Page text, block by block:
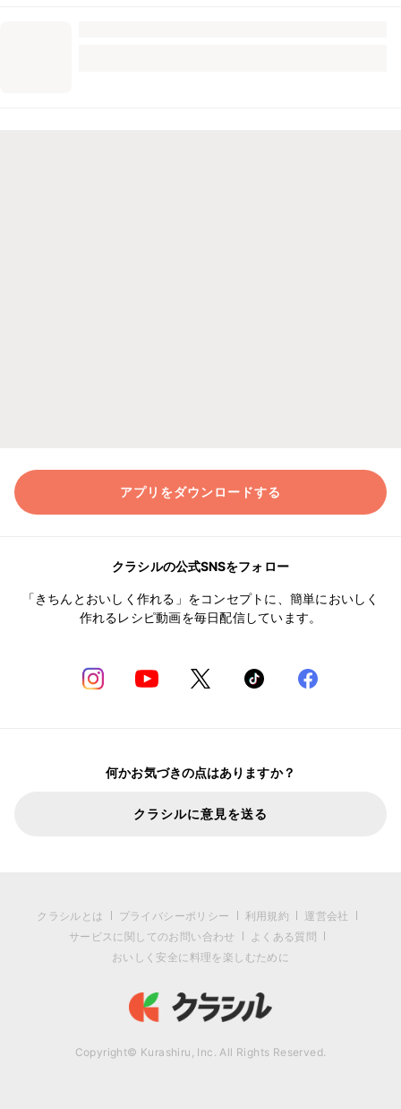
アプリをダウンロードする
クラシルの公式SNSをフォロー
「きちんとおいしく作れる」をコンセプトに、簡単においしく
作れるレシピ動画を毎日配信しています。
何かお気づきの点はありますか？
クラシルに意見を送る
クラシルとは プライバシーポリシー 利用規約
運営会社
サービスに関してのお問い合わせ
よくある質問
おいしく安全に料理を楽しむために
Copyright© Kurashiru, Inc. All Rights Reserved.